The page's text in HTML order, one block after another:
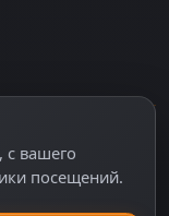
вашего
посещений.